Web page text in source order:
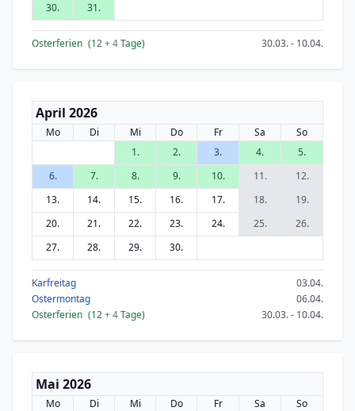
30.
31.
Osterferien (12+ 4Tage) 30.03. - 10.04.
April 2026
Mo Di Mi Do Fr Sa
So
1.
2. 3. 4.
5.
6.
7. 8. 9. 10. 11.
12.
13.
14. 15. 16. 17. 18.
19.
20.
21. 22. 23. 24. 25.
26.
27.
28. 29. 30.
Karfreitag
03.04.
Ostermontag
06.04.
Osterferien (12+ 4Tage) 30.03. - 10.04.
Mai 2026
Mo Di Mi Do Fr Sa
So